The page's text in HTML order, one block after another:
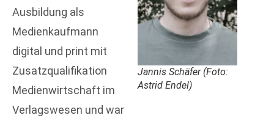
Jannis Schäfer (Foto:
Astrid Endel)
Ausbildung als
Medienkaufmann
digital und print mit
Zusatzqualifikation
Medienwirtschaft im
Verlagswesen und war